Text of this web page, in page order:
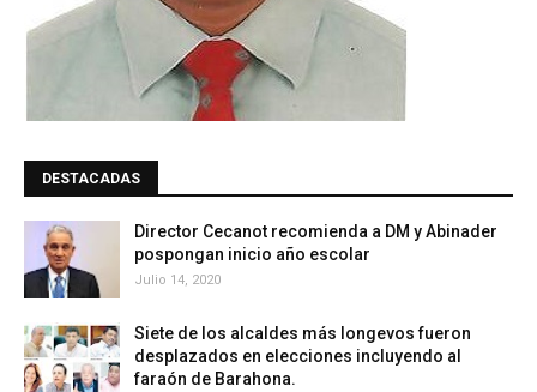
DESTACADAS
Director Cecanot recomienda a DM y Abinader
pospongan inicio año escolar
Julio 14, 2020
Siete de los alcaldes más longevos fueron
desplazados en elecciones incluyendo al
faraón de Barahona.